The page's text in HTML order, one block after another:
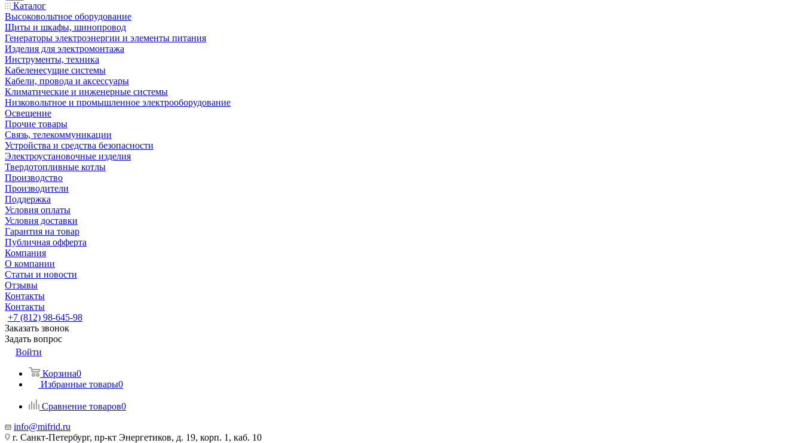
Каталог
Высоковольтное оборудование
Щиты и шкафы, шинопровод
Генераторы электроэнергии и элементы питания
Изделия для электромонтажа
Инструменты, техника
Кабеленесущие системы
Кабели, провода и аксессуары
Климатические и инженерные системы
Низковольтное и промышленное электрооборудование
Освещение
Прочие товары
Связь, телекоммуникации
Устройства и средства безопасности
Электроустановочные изделия
Твердотопливные котлы
Производство
Производители
Поддержка
Условия оплаты
Условия доставки
Гарантия на товар
Публичная офферта
Компания
О компании
Статьи и новости
Отзывы
Контакты
Контакты
+7 (812) 98-645-98
Заказать звонок
Задать вопрос
Войти
Корзина0
Избранные товары0
Сравнение товаров0
info@mifrid.ru
г. Санкт-Петербург, пр-кт Энергетиков, д. 19, корп. 1, каб. 10